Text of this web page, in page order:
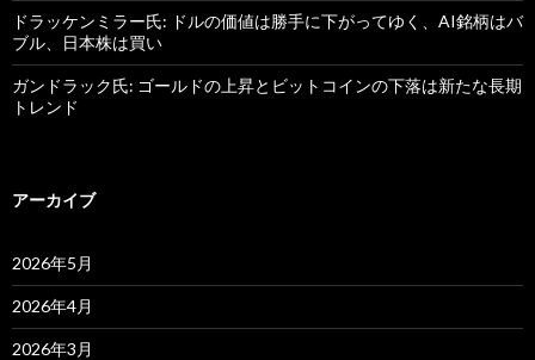
ドラッケンミラー氏: ドルの価値は勝手に下がってゆく、AI銘柄はバ
ブル、日本株は買い
ガンドラック氏: ゴールドの上昇とビットコインの下落は新たな長期
トレンド
アーカイブ
2026年5月
2026年4月
2026年3月